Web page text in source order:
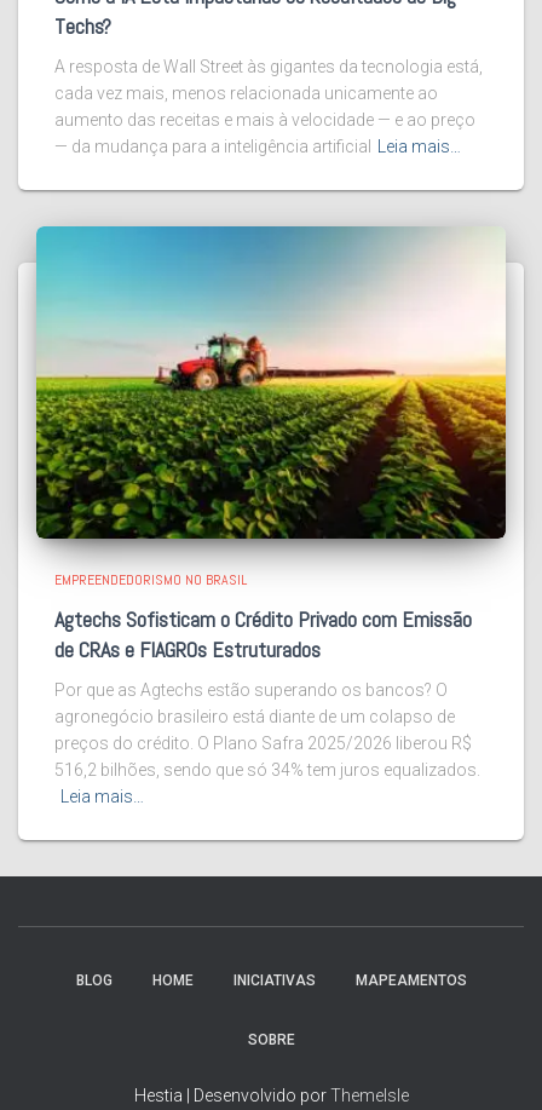
Techs?
A resposta de Wall Street às gigantes da tecnologia está,
cada vez mais, menos relacionada unicamente ao
aumento das receitas e mais à velocidade — e ao preço
— da mudança para a inteligência artificial
Leia mais…
EMPREENDEDORISMO NO BRASIL
Agtechs Sofisticam o Crédito Privado com Emissão
de CRAs e FIAGROs Estruturados
Por que as Agtechs estão superando os bancos? O
agronegócio brasileiro está diante de um colapso de
preços do crédito. O Plano Safra 2025/2026 liberou R$
516,2 bilhões, sendo que só 34% tem juros equalizados.
Leia mais…
BLOG HOME INICIATIVAS MAPEAMENTOS
SOBRE
Hestia | Desenvolvido porThemeIsle